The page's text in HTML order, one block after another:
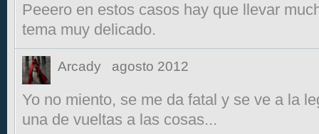
Peeero en estos casos hay que llevar
tema muy delicado.
Arcady agosto 2012
Yo no miento, se me da fatal y se ve a la
una de vueltas a las cosas...